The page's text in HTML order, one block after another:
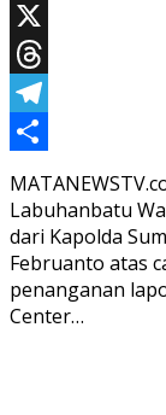
WhatsApp
X
Threads
Telegram
Share
Labuhanbatu
dari Kapolda
Februanto atas
penanganan
Center…